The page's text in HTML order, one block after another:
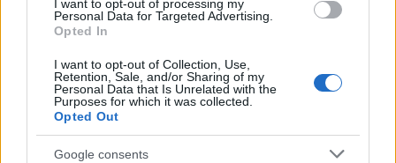
I want to opt-out of processing my
Personal Data for Targeted Advertising.
Opted In
I want to opt-out of Collection, Use,
Retention, Sale, and/or Sharing of my
Personal Data that Is Unrelated with the
Purposes for which it was collected.
Opted Out
Google consents
semmi másra nem figyelünk, csak Tóth Vera
hangjára, valamint Bérces Viktor, Duka László és
jegyeladásából származó bevétel teljes egésze a
Bodor Tibor Kulturális Egyesület munkáját
támogatja.
Itt vehetsz jegyeta felejthetetlen koncertre, melynek